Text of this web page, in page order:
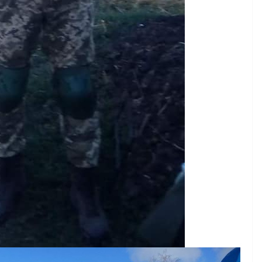
для
осіб з інвалідністю на
працю
07.08.2026 gormr